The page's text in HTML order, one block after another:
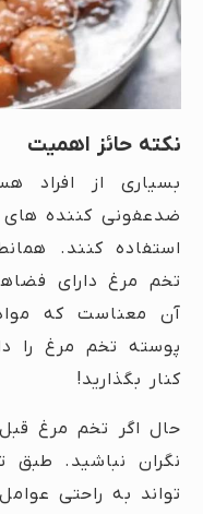
نکته حائز اهمیت
بسیاری از افراد
ضدعفونی کننده
استفاده کنند.
تخم مرغ دارای
آن معناست که مواد
پوسته تخم مرغ را
کنار بگذارید!
حال اگر تخم مرغ
نگران نباشید.
تواند به راحتی